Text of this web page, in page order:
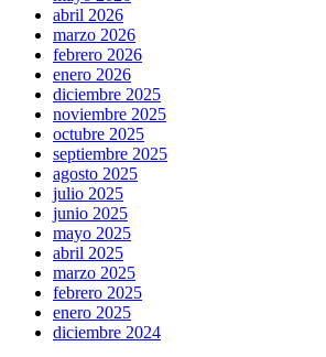
abril 2026
marzo 2026
febrero 2026
enero 2026
diciembre 2025
noviembre 2025
octubre 2025
septiembre 2025
agosto 2025
julio 2025
junio 2025
mayo 2025
abril 2025
marzo 2025
febrero 2025
enero 2025
diciembre 2024